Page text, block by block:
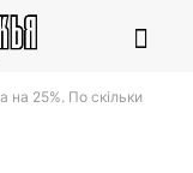
на 25%. По скільки